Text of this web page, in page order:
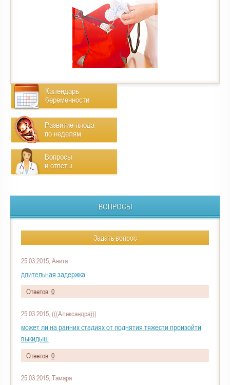
Календарь
беременности
Развитие плода
по неделям
Вопросы
и ответы
ВОПРОСЫ
Задать вопрос
25.03.2015, Анита
длительная задержка
Ответов:0
25.03.2015, (((Александра)))
может ли на ранних стадиях от поднятия тяжести произойти
выкидыш
Ответов:0
25.03.2015, Тамара